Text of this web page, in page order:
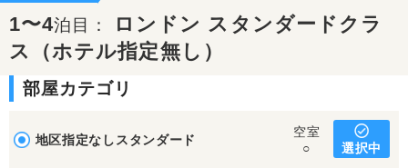
1〜4泊目：
ロンドン スタンダードクラ
ス（ホテル指定無し）
部屋カテゴリ
地区指定なしスタンダード
空室
○
選択中